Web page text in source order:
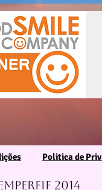
Politica de
2014